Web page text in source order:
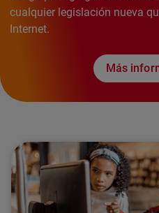
cualquier legislación nueva
Internet.
Más